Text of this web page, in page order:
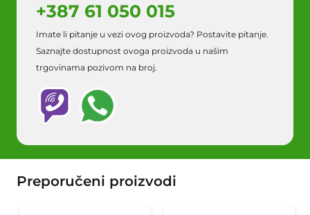
+387 61 050 015
Imate li pitanje u vezi ovog proizvoda? Postavite pitanje.
Saznajte dostupnost ovoga proizvoda u našim
trgovinama pozivom na broj.
Preporučeni proizvodi